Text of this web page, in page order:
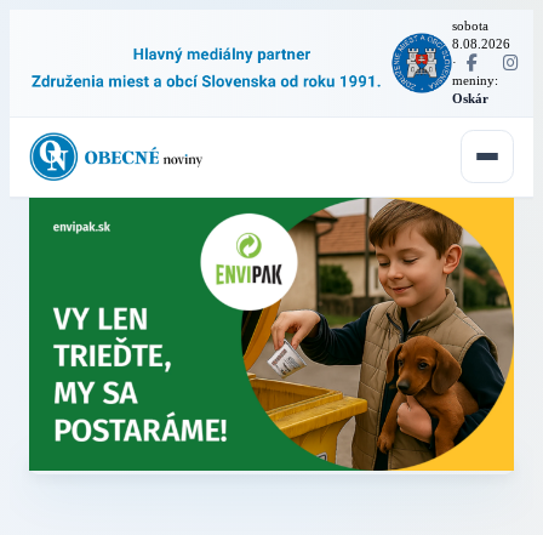
sobota
8.08.2026
·
meniny:
Oskár